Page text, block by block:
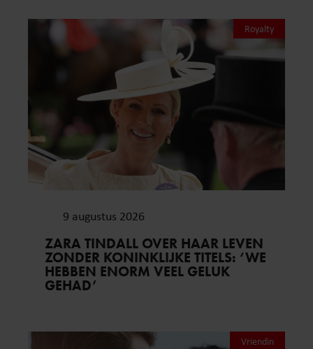
Royalty
9 augustus 2026
ZARA TINDALL OVER HAAR LEVEN
ZONDER KONINKLIJKE TITELS: ‘WE
HEBBEN ENORM VEEL GELUK
GEHAD’
Vriendin